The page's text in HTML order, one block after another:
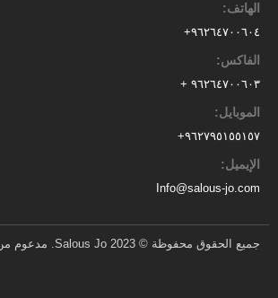
الهاتف:
٩٦٢٦٤٧٠٠٦٠٤+
الفاكس:
٩٦٢٦٤٧٠٠٦٠٣ +
الموبايل:
٩٦٢٧٩٥١٥٥١٥٧+
الإيميل:
Info@salous-jo.com
جميع الحقوق محفوظة © 2023 Salous Jo. مدعوم من Wish Arabia